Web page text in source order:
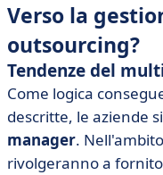
Verso la
outsourcing?
Tendenze del
Come logica
descritte, le aziende
manager.
rivolgeranno a